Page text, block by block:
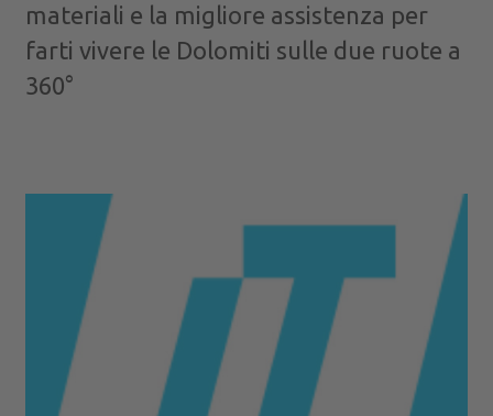
materiali e la migliore assistenza per
farti vivere le Dolomiti sulle due ruote a
360°